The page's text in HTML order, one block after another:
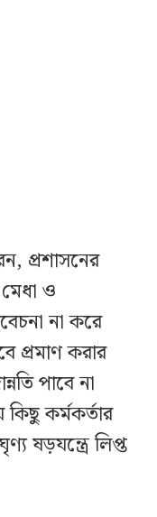
প্রশাসনের
ও
না করে
প্রমাণ করার
পাবে না
কর্মকর্তার
ষড়যন্ত্রে লিপ্ত